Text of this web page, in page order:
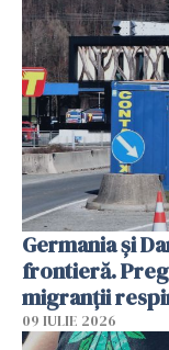
Germania și
frontieră.
migranții
09 IULIE 2026